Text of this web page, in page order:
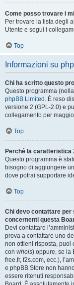
Come posso trovare i
Per trovare la lista degli
Utente e segui i
Top
Informazioni su
Chi ha scritto questo
Questo programma
phpBB Limited . È reso
versione 2 (GPL-2.0) e
collegamento per
Top
Perché la caratteristica
Questo programma è
bisogno di aggiungere
dove potrai supportare
Top
Chi devo contattare per
concernenti questa
Devi contattare
prova a contattare uno
non ottieni risposta, puoi
con whois) oppure, se la
free.fr, f2s.com, ecc.),
e phpBB Store non
essere ritenuti